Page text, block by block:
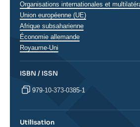
Organisations internationales et
Union européenne (UE)
Régions
Afrique subsaharienne
Économie allemande
Royaume-Uni
ISBN / ISSN
979-10-373-0385-1
Utilisation